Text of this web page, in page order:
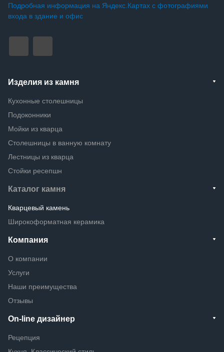
Подробная информация на Яндекс.Картах с фотографиями
входа в здание и офис
Изделия из камня
Кухонные столешницы
Подоконники
Мойки из кварца
Столешницы в ванную комнату
Лестницы из кварца
Стойки ресепшн
Каталог камня
Кварцевый камень
Широкоформатная керамика
Компания
О компании
Услуги
Наши преимущества
Отзывы
On-line дизайнер
Рецепция